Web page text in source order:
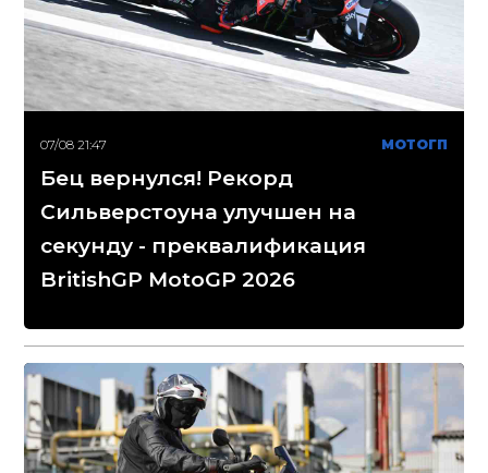
07/08 21:47 МОТОГП
Бец вернулся! Рекорд
Сильверстоуна улучшен на
секунду - преквалификация
BritishGP MotoGP 2026